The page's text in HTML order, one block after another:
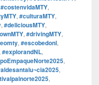
#costenvidaMTY,
, #culturaMTY,
, #deliciousMTY,
, #drivingMTY,
, #escobedonl,
#explorandNL,
,
,
,